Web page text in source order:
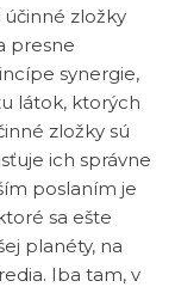
zložky
presne
synergie,
látok, ktorých
zložky sú
ich správne
poslaním je
sa ešte
planéty, na
Iba tam, v